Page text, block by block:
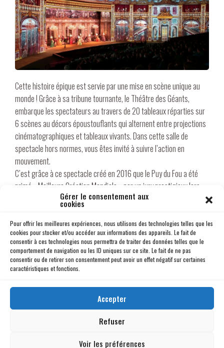
Gérer le consentement aux
cookies
Pour offrir les meilleures expériences, nous utilisons des technologies telles que les
cookies pour stocker et/ou accéder aux informations des appareils. Le fait de
consentir à ces technologies nous permettra de traiter des données telles que le
comportement de navigation ou les ID uniques sur ce site. Le fait de ne pas
consentir ou de retirer son consentement peut avoir un effet négatif sur certaines
caractéristiques et fonctions.
Accepter
Refuser
Voir les préférences
Cette histoire épique est servie par une mise en scène unique au
monde ! Grâce à sa tribune tournante, le Théâtre des Géants,
embarque les spectateurs au travers de 20 tableaux réparties sur
6 scènes au décors époustouflants qui alternent entre projections
cinématographiques et tableaux vivants. Dans cette salle de
spectacle hors normes, vous êtes invité à suivre l’action en
mouvement.
C’est grâce à ce spectacle créé en 2016 que le Puy du Fou a été
primé « Meilleure Création Mondiale » par un jury prestigieux lors
d’une cérémonie officielle à Los Angeles, aux Etats-Unis.
Découvrir le Puy du Fou